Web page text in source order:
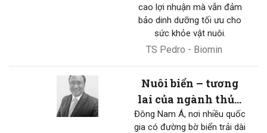
cao lợi nhuận mà vẫn đảm
bảo dinh dưỡng tối ưu cho
sức khỏe vật nuôi.
TS Pedro - Biomin
Nuôi biển – tương
lai của ngành thủy
sản
Đông Nam Á, nơi nhiều quốc
gia có đường bờ biển trải dài